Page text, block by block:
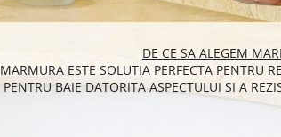
DE CE SA ALEGEM
MARMURA ESTE SOLUTIA PERFECTA PENTRU
PENTRU BAIE DATORITA ASPECTULUI SI A
CUM SA ALEGI PIATRA NATURALA
BLATURILE DE BUCATARIE DIN MARMURA
DE ASEMENEA FOARTE